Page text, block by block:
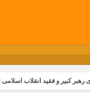
کبیر و فقید انقلاب اسلامی